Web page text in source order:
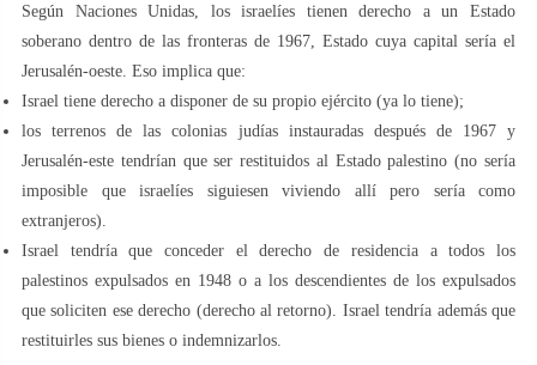
Según Naciones Unidas, los israelíes tienen derecho a un Estado
soberano dentro de las fronteras de 1967, Estado cuya capital sería el
Jerusalén-oeste. Eso implica que:
Israel tiene derecho a disponer de su propio ejército (ya lo tiene);
los terrenos de las colonias judías instauradas después de 1967 y
Jerusalén-este tendrían que ser restituidos al Estado palestino (no sería
imposible que israelíes siguiesen viviendo allí pero sería como
extranjeros).
Israel tendría que conceder el derecho de residencia a todos los
palestinos expulsados en 1948 o a los descendientes de los expulsados
que soliciten ese derecho (derecho al retorno). Israel tendría además que
restituirles sus bienes o indemnizarlos.